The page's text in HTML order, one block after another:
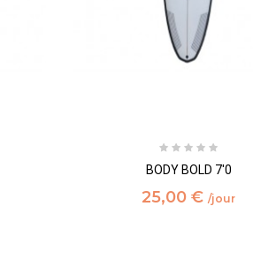
BODY BOLD 7'0
25,00 €/jour